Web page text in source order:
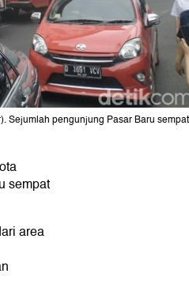
Sejumlah pengunjung Pasar Baru sempat
sempat
area